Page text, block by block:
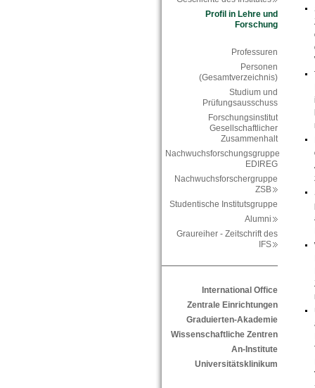
Profil in Lehre und
Forschung
Professuren
Personen
(Gesamtverzeichnis)
Studium und
Prüfungsausschuss
Forschungsinstitut
Gesellschaftlicher
Zusammenhalt
Nachwuchsforschungsgruppe
EDIREG
Nachwuchsforschergruppe
ZSB
Studentische Institutsgruppe
Alumni
Graureiher - Zeitschrift des
IFS
International Office
Zentrale Einrichtungen
Graduierten-Akademie
Wissenschaftliche Zentren
An-Institute
Universitätsklinikum